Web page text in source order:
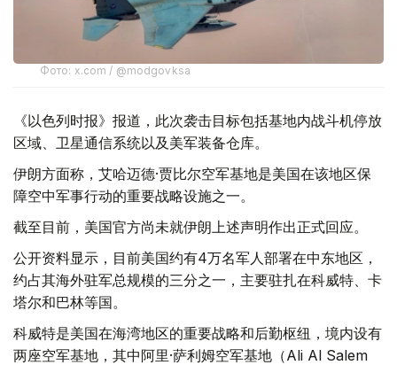
Фото: x.com / @modgovksa
《以色列时报》报道，此次袭击目标包括基地内战斗机停放
区域、卫星通信系统以及美军装备仓库。
伊朗方面称，艾哈迈德·贾比尔空军基地是美国在该地区保
障空中军事行动的重要战略设施之一。
截至目前，美国官方尚未就伊朗上述声明作出正式回应。
公开资料显示，目前美国约有4万名军人部署在中东地区，
约占其海外驻军总规模的三分之一，主要驻扎在科威特、卡
塔尔和巴林等国。
科威特是美国在海湾地区的重要战略和后勤枢纽，境内设有
两座空军基地，其中阿里·萨利姆空军基地（Ali Al Salem